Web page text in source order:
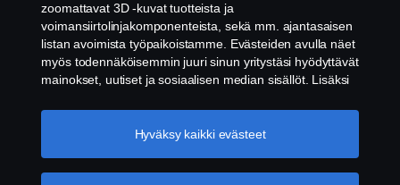
zoomattavat 3D -kuvat tuotteista ja
voimansiirtolinjakomponenteista, sekä mm. ajantasaisen
listan avoimista työpaikoistamme. Evästeiden avulla näet
myös todennäköisemmin juuri sinun yritystäsi hyödyttävät
mainokset, uutiset ja sosiaalisen median sisällöt. Lisäksi
parantamiseksi, kun hyväksyt evästeet. Klikkaamalla
"Hyväksyn evästeet" annat suostumuksesi kaikkien
Hyväksy kaikki evästeet